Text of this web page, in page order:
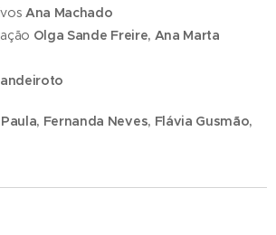
Ana Machado
Olga Sande Freire, Ana Marta
Fernanda Neves, Flávia Gusmão,